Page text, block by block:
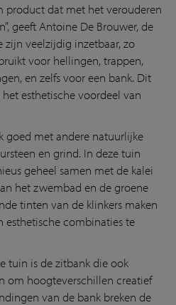
product dat met het verouderen
geeft Antoine De Brouwer, de
zijn veelzijdig inzetbaar, zo
voor hellingen, trappen,
en zelfs voor een bank. Dit
esthetische voordeel van
goed met andere natuurlijke
en grind. In deze tuin
geheel samen met de kalei
het zwembad en de groene
tinten van de klinkers maken
combinaties te
tuin is de zitbank die ook
om hoogteverschillen creatief
van de bank breken de